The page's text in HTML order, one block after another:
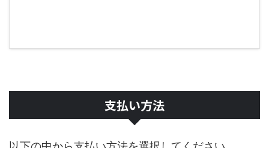
支払い方法